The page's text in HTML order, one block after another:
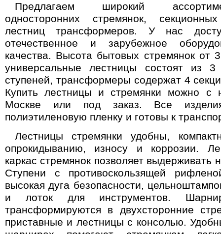
Предлагаем широкий
односторонних стремянок,
лестниц трансформеров. У нас
отечественное и зарубежное
качества. Высота бытовых стремянок от
универсальные лестницы состоят из
ступеней, трансформеры содержат 4
Купить лестницы и стремянки можно с
Москве или под заказ. Все
полиэтиленовую пленку и готовы к
Лестницы стремянки удобны,
опрокидыванию, износу и коррозии.
каркас стремянок позволяет выдерживать
Ступени с противоскользящей
высокая дуга безопасности,
и лоток для инструментов.
трансформируются в двухсторонние
приставные и лестницы с консолью.